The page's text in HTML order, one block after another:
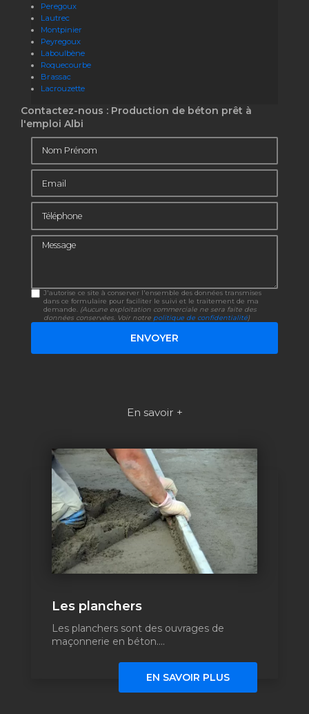
Peregoux
Lautrec
Montpinier
Peyregoux
Laboulbène
Roquecourbe
Brassac
Lacrouzette
Contactez-nous : Production de béton prêt à
l'emploi Albi
Nom Prénom
Email
Téléphone
Message
J'autorise ce site à conserver l'ensemble des données transmises
dans ce formulaire pour faciliter le suivi et le traitement de ma
demande. (Aucune exploitation commerciale ne sera faite des
données conservées. Voir notre politique de confidentialité)
En savoir +
Les planchers
Les planchers sont des ouvrages de
maçonnerie en béton....
EN SAVOIR PLUS